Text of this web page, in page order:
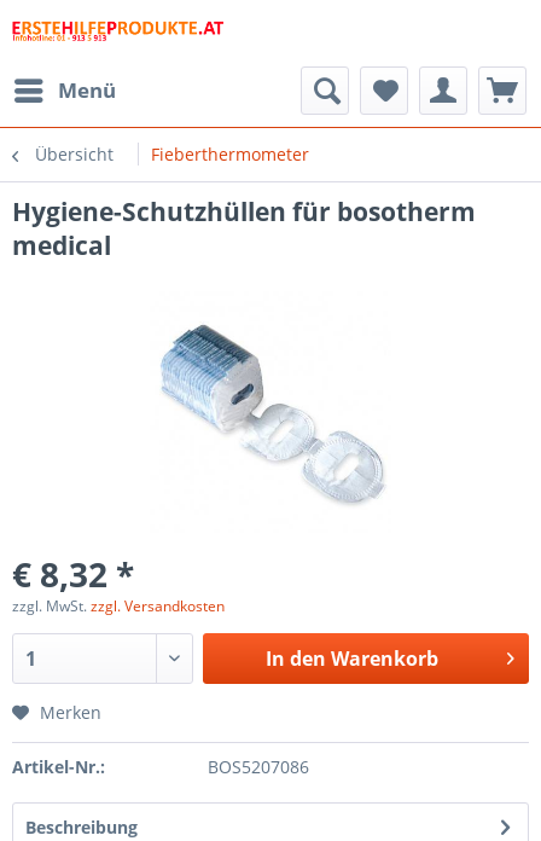
Menü
Übersicht Fieberthermometer
Hygiene-Schutzhüllen für bosotherm
medical
€ 8,32 *
zzgl. MwSt.zzgl. Versandkosten
In den Warenkorb
Merken
Artikel-Nr.: BOS5207086
Beschreibung